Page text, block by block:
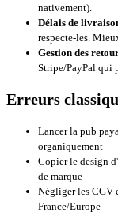
nativement).
Délais de
respecte-les.
Gestion des
Stripe/PayPal qui
Erreurs
Lancer la pub
organiquement
Copier le design
de marque
Négliger les CGV
France/Europe